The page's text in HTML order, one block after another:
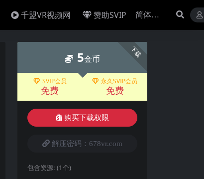
千盟VR视频网 赞助SVIP
下载
5金币
SVIP会员
免费
永久SVIP会员
免费
购买下载权限
解压密码：678vr.com
包含资源: (1个)